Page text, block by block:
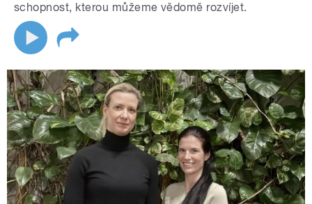
schopnost, kterou můžeme vědomě rozvíjet.